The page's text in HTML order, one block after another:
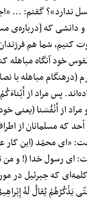
ندارد»؟ گفتم: ...
دانشی که [درباره‌ی
کنیم، شما هم
خود آنگاه مباهله
(درهنگام مباهله
پس مراد از
مراد از أَنْفُسَنا
که مسلمانان از
محمّد (این کار
ای رسول خدا (! و من
که جبرئیل در
یَذْکُرُهُمْ یُقالُ لَهُ